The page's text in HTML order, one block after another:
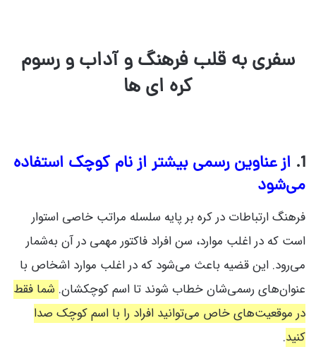
سفری به قلب فرهنگ و آداب و رسوم
کره‌ ای‌ ها
1. از عناوین رسمی بیشتر از نام کوچک استفاده
می‌شود
فرهنگ ارتباطات در کره بر پایه سلسله مراتب خاصی استوار
است که در اغلب موارد، سن افراد فاکتور مهمی در آن به‌شمار
می‌رود. این قضیه باعث می‌شود که در اغلب موارد اشخاص با
عنوان‌های رسمی‌شان خطاب شوند تا اسم کوچکشان. شما فقط
در موقعیت‌های خاص می‌توانید افراد را با اسم کوچک صدا
کنید.